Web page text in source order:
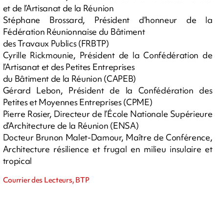
et de l’Artisanat de la Réunion
Stéphane Brossard, Président d’honneur de la
Fédération Réunionnaise du Bâtiment
des Travaux Publics (FRBTP)
Cyrille Rickmounie, Président de la Confédération de
l’Artisanat et des Petites Entreprises
du Bâtiment de la Réunion (CAPEB)
Gérard Lebon, Président de la Confédération des
Petites et Moyennes Entreprises (CPME)
Pierre Rosier, Directeur de l’École Nationale Supérieure
d’Architecture de la Réunion (ENSA)
Docteur Brunon Malet-Damour, Maître de Conférence,
Architecture résilience et frugal en milieu insulaire et
tropical
Courrier des Lecteurs, BTP